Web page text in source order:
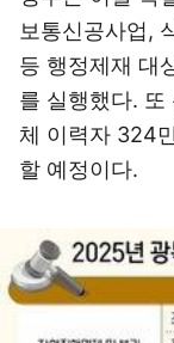
보통신공사업,
등 행정제재 대
를 실행했다. 또
체 이력자 324
할 예정이다.